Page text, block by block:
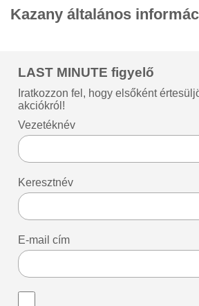
Kazany általános
LAST MINUTE figyelő
Iratkozzon fel, hogy elsőként
akciókról!
Vezetéknév
Keresztnév
E-mail cím